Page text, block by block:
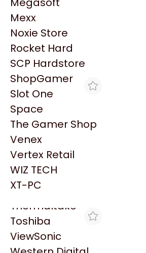
NZXT
PNY
Palit
Philips
PowerColor
Razer
Redragon
Samsung
Sandisk
Sapphire
Seagate
Sentey
Solarmax
Thermaltake
Toshiba
ViewSonic
Mexx
Noxie Store
Rocket Hard
SCP Hardstore
ShopGamer
Slot One
Space
The Gamer Shop
Venex
Vertex Retail
WIZ TECH
XT-PC
Productos
Similares
Explorá más productos similares
ENJOY COMPUTER
MEMORIA 16GB DDR4
3200MHZ WICGTYP
$198.970